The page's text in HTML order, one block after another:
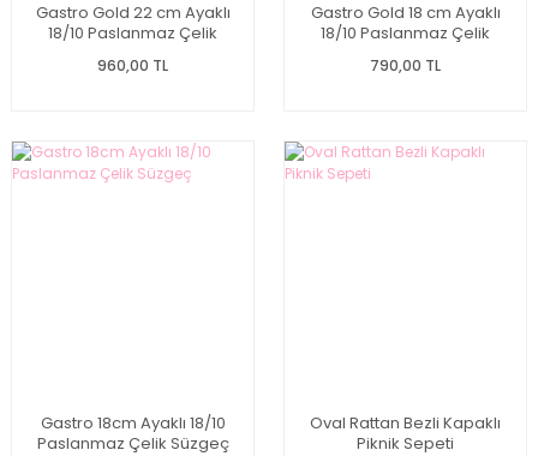
Gastro Gold 22 cm Ayaklı
18/10 Paslanmaz Çelik
960,00 TL
Gastro Gold 18 cm Ayaklı
18/10 Paslanmaz Çelik
790,00 TL
Gastro 18cm Ayaklı 18/10
Paslanmaz Çelik Süzgeç
Oval Rattan Bezli Kapaklı
Piknik Sepeti